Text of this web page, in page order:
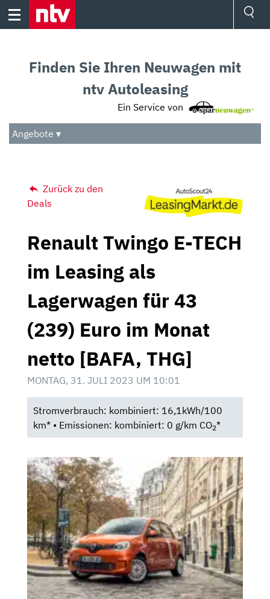
Skip
Audio
Das Beste
Finden Sie Ihren Neuwagen mit
ntv Autoleasing
Ein Service von
Angebote ▾
Zurück zu den
Deals
Renault Twingo E-TECH
im Leasing als
Lagerwagen für 43
(239) Euro im Monat
netto [BAFA, THG]
MONTAG, 31. JULI 2023 UM 10:01
Stromverbrauch: kombiniert: 16,1kWh/100
km* • Emissionen: kombiniert: 0 g/km CO2*